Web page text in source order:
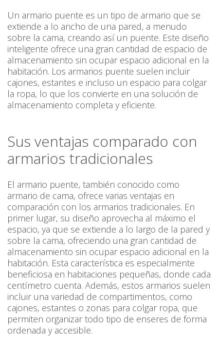
Un armario puente es un tipo de armario que se
extiende a lo ancho de una pared, a menudo
sobre la cama, creando así un puente. Este diseño
inteligente ofrece una gran cantidad de espacio de
almacenamiento sin ocupar espacio adicional en la
habitación. Los armarios puente suelen incluir
cajones, estantes e incluso un espacio para colgar
la ropa, lo que los convierte en una solución de
almacenamiento completa y eficiente.
Sus ventajas comparado con
armarios tradicionales
El armario puente, también conocido como
armario de cama, ofrece varias ventajas en
comparación con los armarios tradicionales. En
primer lugar, su diseño aprovecha al máximo el
espacio, ya que se extiende a lo largo de la pared y
sobre la cama, ofreciendo una gran cantidad de
almacenamiento sin ocupar espacio adicional en la
habitación. Esta característica es especialmente
beneficiosa en habitaciones pequeñas, donde cada
centímetro cuenta. Además, estos armarios suelen
incluir una variedad de compartimentos, como
cajones, estantes o zonas para colgar ropa, que
permiten organizar todo tipo de enseres de forma
ordenada y accesible.